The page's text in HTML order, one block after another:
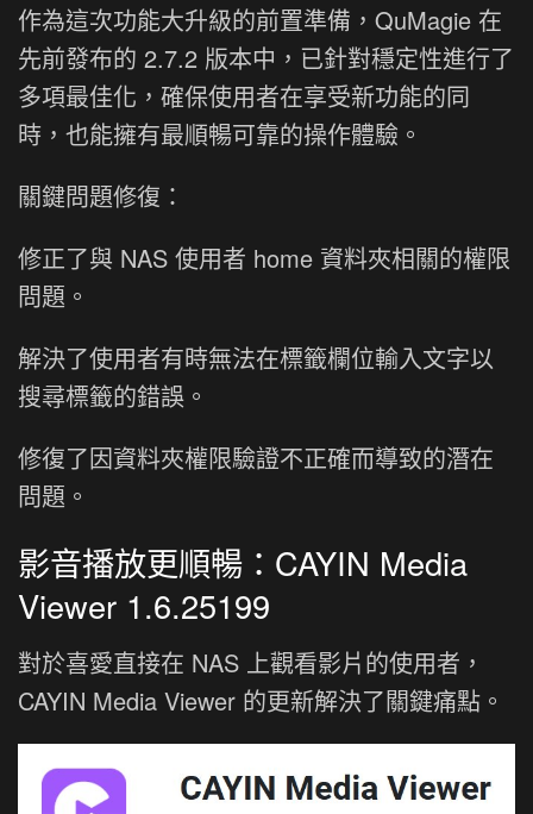
作為這次功能大升級的前置準備，QuMagie 在
先前發布的 2.7.2 版本中，已針對穩定性進行了
多項最佳化，確保使用者在享受新功能的同
時，也能擁有最順暢可靠的操作體驗。
關鍵問題修復：
修正了與 NAS 使用者 home 資料夾相關的權限
問題。
解決了使用者有時無法在標籤欄位輸入文字以
搜尋標籤的錯誤。
修復了因資料夾權限驗證不正確而導致的潛在
問題。
影音播放更順暢：CAYIN Media
Viewer 1.6.25199
對於喜愛直接在 NAS 上觀看影片的使用者，
CAYIN Media Viewer 的更新解決了關鍵痛點。